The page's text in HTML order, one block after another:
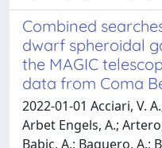
Combined
dwarf spheroidal
the MAGIC
data from Coma
2022-01-01 Acciari, V.
Arbet Engels, A.;
Babic, A.; Baquero, A.;